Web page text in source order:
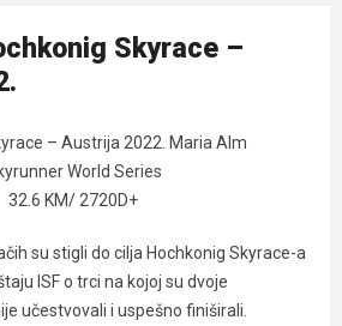
Skyrace –
– Austrija 2022. Maria Alm
World Series
32.6 KM/ 2720D+
su stigli do cilja Hochkonig Skyrace-a
ISF o trci na kojoj su dvoje
učestvovali i uspešno finiširali.